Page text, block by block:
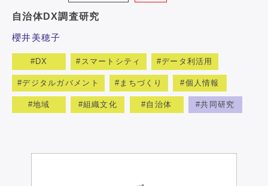
自治体DX調査研究
櫻井美穂子
DX スマートシティ データ利活用
デジタルガバメント まちづくり 個人情報
地域 組織文化 自治体 共同研究